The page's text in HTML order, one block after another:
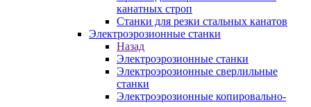
канатных строп
Станки для резки стальных канатов
Электроэрозионные станки
Назад
Электроэрозионные станки
Электроэрозионные сверлильные
станки
Электроэрозионные копировально-